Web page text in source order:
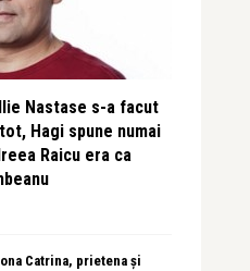
Nastase s-a facut
Hagi spune numai
Raicu era ca
Catrina, prietena și